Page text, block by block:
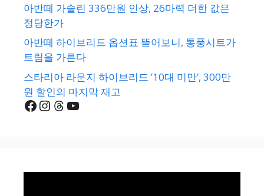
아반떼 가솔린 336만원 인상, 26마력 더한 값은
정당한가
아반떼 하이브리드 옵션표 뜯어보니, 통풍시트가
트림을 가른다
스타리아 라운지 하이브리드 ’10대 미만’, 300만
원 할인의 마지막 재고
Facebook
Instagram
Threads
YouTube